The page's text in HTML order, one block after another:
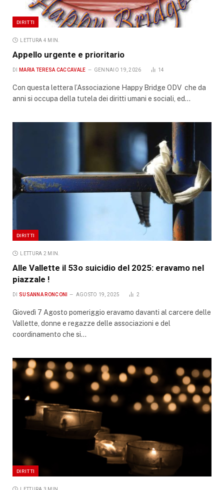
DIRITTI
LETTURA 4 MIN.
Appello urgente e prioritario
DI MARIA TERESA CACCAVALE GENNAIO 19, 2026 14
Con questa lettera l’Associazione Happy Bridge ODV che da
anni si occupa della tutela dei diritti umani e sociali, ed…
DIRITTI
LETTURA 2 MIN.
Alle Vallette il 53o suicidio del 2025: eravamo nel
piazzale !
DI SUSANNA RONCONI AGOSTO 19, 2025 2
Giovedì 7 Agosto pomeriggio eravamo davanti al carcere delle
Vallette, donne e regazze delle associazioni e del
coordinamento che si…
DIRITTI